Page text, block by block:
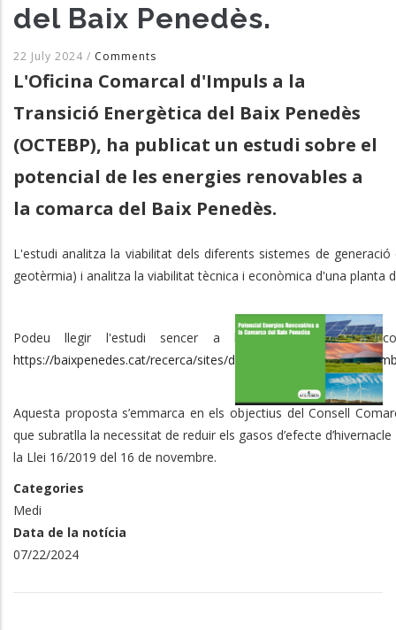
del Baix Penedès.
22 July 2024 / Comments
L'Oficina Comarcal d'Impuls a la
Transició Energètica del Baix Penedès
(OCTEBP), ha publicat un estudi sobre el
potencial de les energies renovables a
la comarca del Baix Penedès.
L'estudi analitza la viabilitat dels diferents sistemes de
geotèrmia) i analitza la viabilitat tècnica i econòmica d'una planta
Podeu llegir l'estudi sencer a la web del consell
https://baixpenedes.cat/recerca/sites/default/files/serveis/
Aquesta proposta s’emmarca en els objectius del Consell
que subratlla la necessitat de reduir els gasos d’efecte
la Llei 16/2019 del 16 de novembre.
Categories
Medi
Data de la notícia
07/22/2024